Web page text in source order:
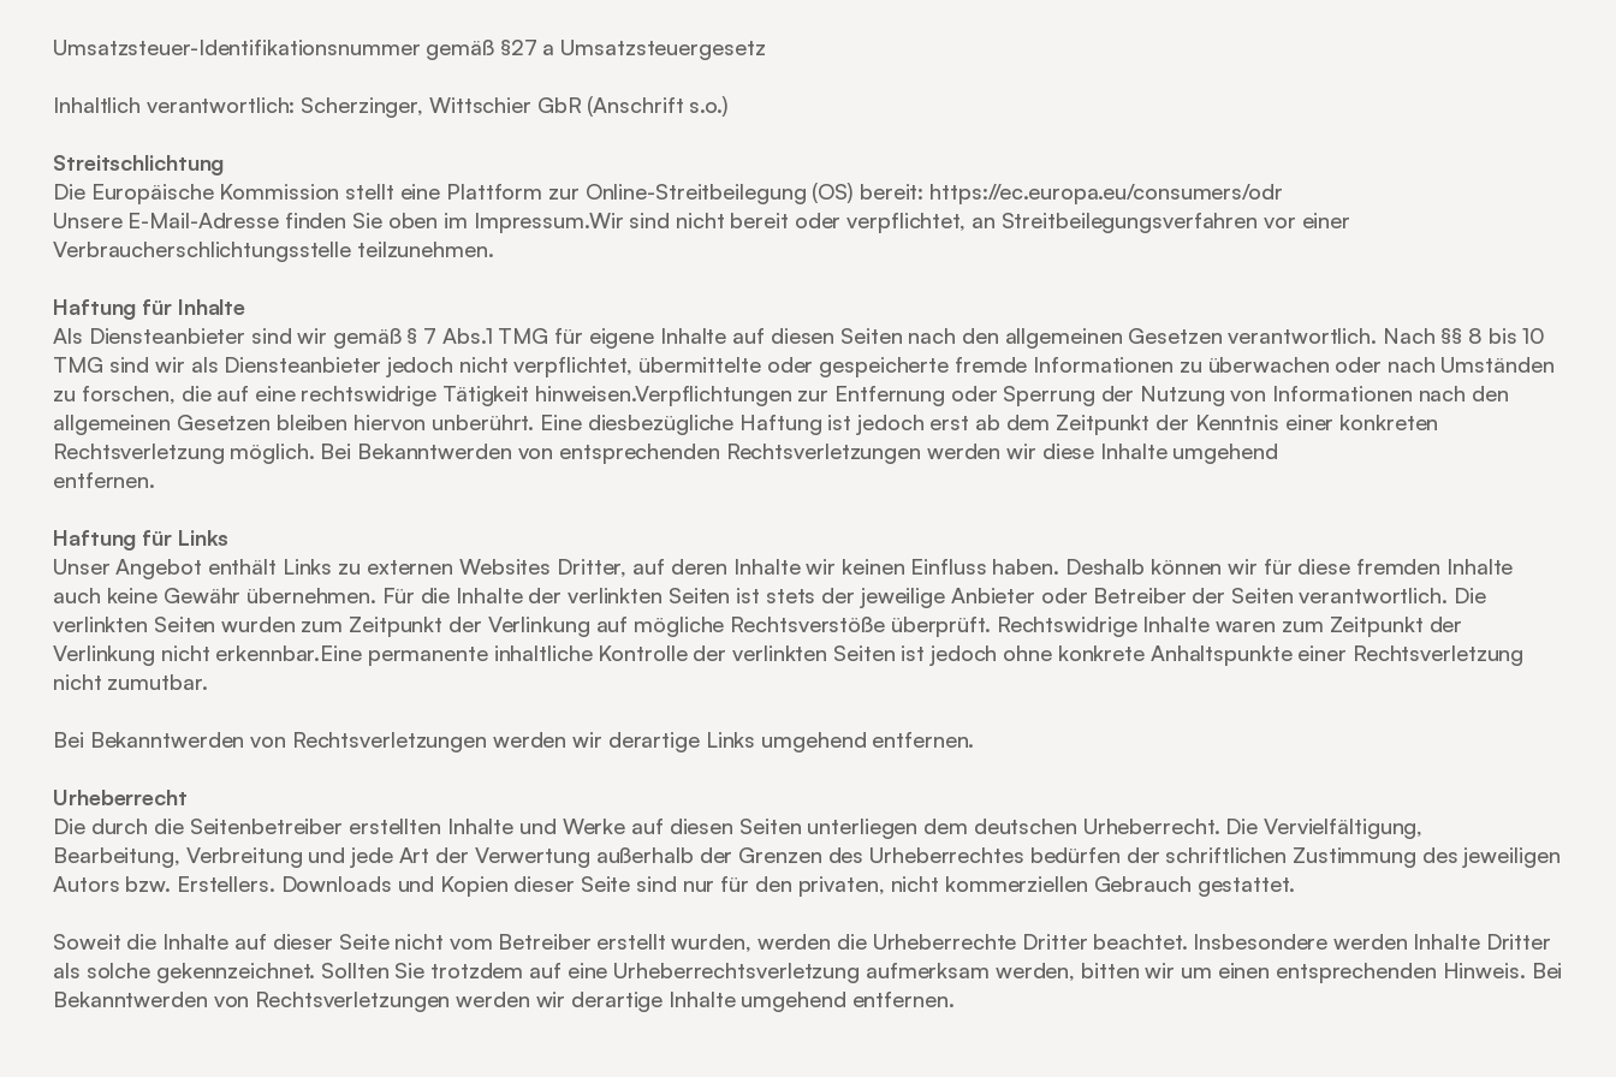
Umsatzsteuer-Identifikationsnummer gemäß §27 a Umsatzsteuergesetz
Inhaltlich verantwortlich: Scherzinger, Wittschier GbR (Anschrift s.o.)
Streitschlichtung
Die Europäische Kommission stellt eine Plattform zur Online-Streitbeilegung (OS) bereit: https://ec.europa.eu/consumers/odr
Unsere E-Mail-Adresse finden Sie oben im Impressum.Wir sind nicht bereit oder verpflichtet, an Streitbeilegungsverfahren vor einer
Verbraucherschlichtungsstelle teilzunehmen.
Haftung für Inhalte
Als Diensteanbieter sind wir gemäß § 7 Abs.1 TMG für eigene Inhalte auf diesen Seiten nach den allgemeinen Gesetzen verantwortlich. Nach §§ 8 bis 10
TMG sind wir als Diensteanbieter jedoch nicht verpflichtet, übermittelte oder gespeicherte fremde Informationen zu überwachen oder nach Umständen
zu forschen, die auf eine rechtswidrige Tätigkeit hinweisen.Verpflichtungen zur Entfernung oder Sperrung der Nutzung von Informationen nach den
allgemeinen Gesetzen bleiben hiervon unberührt. Eine diesbezügliche Haftung ist jedoch erst ab dem Zeitpunkt der Kenntnis einer konkreten
Rechtsverletzung möglich. Bei Bekanntwerden von entsprechenden Rechtsverletzungen werden wir diese Inhalte umgehend
entfernen.
Haftung für Links
Unser Angebot enthält Links zu externen Websites Dritter, auf deren Inhalte wir keinen Einfluss haben. Deshalb können wir für diese fremden Inhalte
auch keine Gewähr übernehmen. Für die Inhalte der verlinkten Seiten ist stets der jeweilige Anbieter oder Betreiber der Seiten verantwortlich. Die
verlinkten Seiten wurden zum Zeitpunkt der Verlinkung auf mögliche Rechtsverstöße überprüft. Rechtswidrige Inhalte waren zum Zeitpunkt der
Verlinkung nicht erkennbar.Eine permanente inhaltliche Kontrolle der verlinkten Seiten ist jedoch ohne konkrete Anhaltspunkte einer Rechtsverletzung
nicht zumutbar.
Bei Bekanntwerden von Rechtsverletzungen werden wir derartige Links umgehend entfernen.
Urheberrecht
Die durch die Seitenbetreiber erstellten Inhalte und Werke auf diesen Seiten unterliegen dem deutschen Urheberrecht. Die Vervielfältigung,
Bearbeitung, Verbreitung und jede Art der Verwertung außerhalb der Grenzen des Urheberrechtes bedürfen der schriftlichen Zustimmung des jeweiligen
Autors bzw. Erstellers. Downloads und Kopien dieser Seite sind nur für den privaten, nicht kommerziellen Gebrauch gestattet.
Soweit die Inhalte auf dieser Seite nicht vom Betreiber erstellt wurden, werden die Urheberrechte Dritter beachtet. Insbesondere werden Inhalte Dritter
als solche gekennzeichnet. Sollten Sie trotzdem auf eine Urheberrechtsverletzung aufmerksam werden, bitten wir um einen entsprechenden Hinweis. Bei
Bekanntwerden von Rechtsverletzungen werden wir derartige Inhalte umgehend entfernen.